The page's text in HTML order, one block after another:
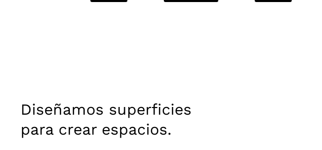
Diseñamos superficies
para crear espacios.